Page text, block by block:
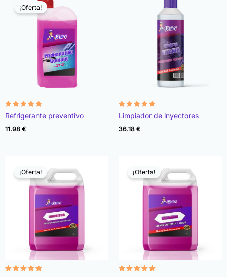
¡Oferta!
Valorado
con
4.90
de 5
Refrigerante preventivo
11.98 €
Valorado
con
4.93
de 5
Limpiador de inyectores
36.18 €
¡Oferta! ¡Oferta!